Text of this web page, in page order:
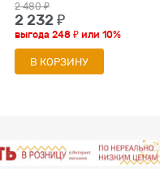
2 480 ₽
2 232 ₽
выгода248 ₽ или10%
В КОРЗИНУ